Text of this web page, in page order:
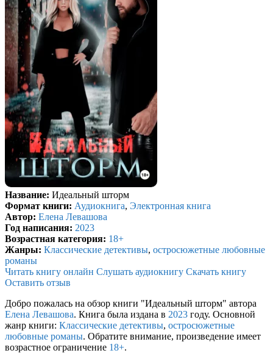
Название: Идеальный шторм
Формат книги: Аудиокнига, Электронная книга
Автор: Елена Левашова
Год написания: 2023
Возрастная категория: 18+
Жанры: Классические детективы, остросюжетные любовные
романы
Читать книгу онлайн Слушать аудиокнигу Скачать книгу
Оставить отзыв
Добро пожалась на обзор книги "Идеальный шторм" автора
Елена Левашова. Книга была издана в 2023 году. Основной
жанр книги: Классические детективы, остросюжетные
любовные романы. Обратите внимание, произведение имеет
возрастное ограничение 18+.